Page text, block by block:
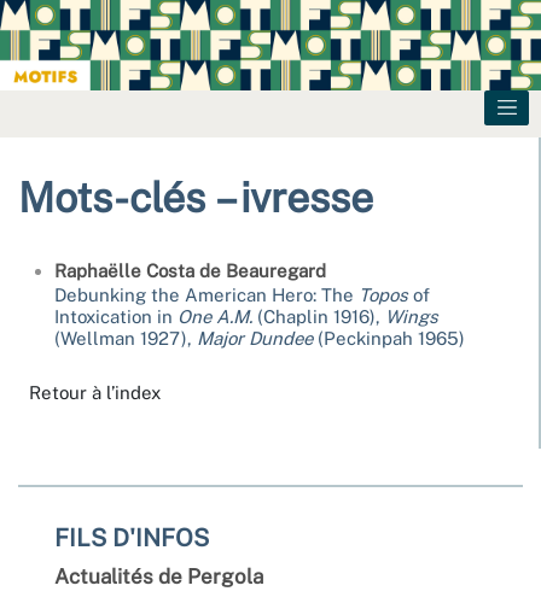
Mots-clés – ivresse
Raphaëlle Costa de Beauregard
Debunking the American Hero: The Toposof
Intoxication in One A.M. (Chaplin 1916), Wings
(Wellman 1927), Major Dundee(Peckinpah 1965)
Retour à l’index
FILS D'INFOS
Actualités de Pergola